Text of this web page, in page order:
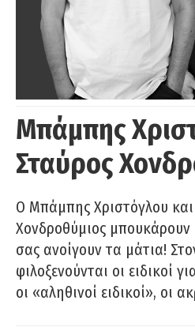
Μπάμπης
Σταύρος
O Μπάμπης Χριστόγλου
Χονδροθύμιος μπουκάρουν
σας ανοίγουν τα μάτια!
φιλοξενούνται οι ειδικοί
οι «αληθινοί ειδικοί», οι